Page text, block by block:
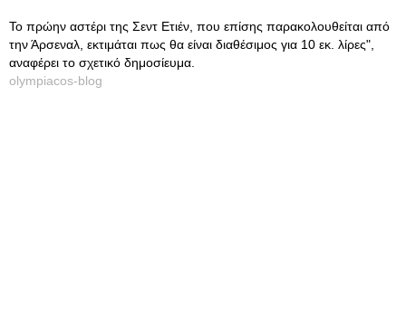
Το πρώην αστέρι της Σεντ Ετιέν, που επίσης παρακολουθείται από
την Άρσεναλ, εκτιμάται πως θα είναι διαθέσιμος για 10 εκ. λίρες",
αναφέρει το σχετικό δημοσίευμα.
olympiacos-blog